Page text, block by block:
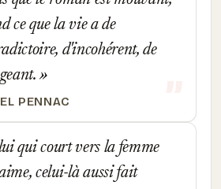
ce que la vie a de
d'incohérent, de
PENNAC
qui court vers la femme
celui-là aussi fait